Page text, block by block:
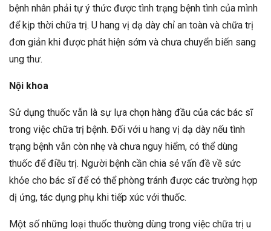
bệnh nhân phải tự ý thức được tình trạng bệnh tình của mình
để kịp thời chữa trị. U hang vị dạ dày chỉ an toàn và chữa trị
đơn giản khi được phát hiện sớm và chưa chuyển biến sang
ung thư.
Nội khoa
Sử dụng thuốc vẫn là sự lựa chọn hàng đầu của các bác sĩ
trong việc chữa trị bệnh. Đối với u hang vị dạ dày nếu tình
trạng bệnh vẫn còn nhẹ và chưa nguy hiểm, có thể dùng
thuốc để điều trị. Người bệnh cần chia sẻ vấn đề về sức
khỏe cho bác sĩ để có thể phòng tránh được các trường hợp
dị ứng, tác dụng phụ khi tiếp xúc với thuốc.
Một số những loại thuốc thường dùng trong việc chữa trị u